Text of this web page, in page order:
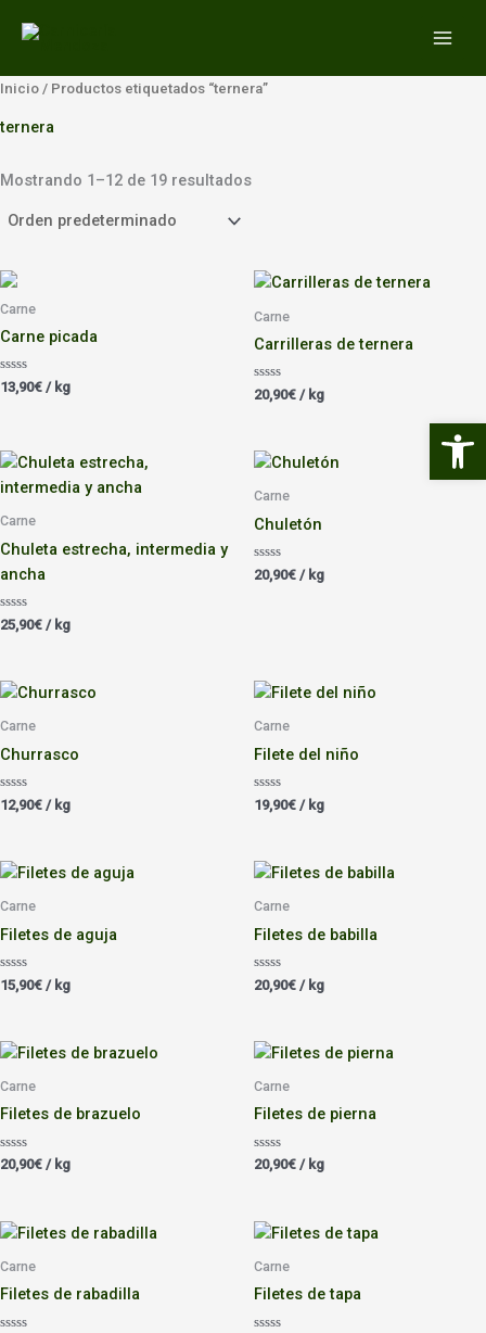
Inicio / Productos etiquetados “ternera”
ternera
Mostrando 1–12 de 19 resultados
Carne
Carne picada
Valorado
con
13,90€ / kg
Carne
Carrilleras de ternera
Valorado
con
20,90€ / kg
Carne
Chuleta estrecha, intermedia y
ancha
Valorado
con
25,90€ / kg
Carne
Chuletón
Valorado
con
20,90€ / kg
Carne
Churrasco
Valorado
con
12,90€ / kg
Carne
Filete del niño
Valorado
con
19,90€ / kg
Carne
Filetes de aguja
Valorado
con
15,90€ / kg
Carne
Filetes de babilla
Valorado
con
20,90€ / kg
Carne
Filetes de brazuelo
Valorado
con
20,90€ / kg
Carne
Filetes de pierna
Valorado
con
20,90€ / kg
Carne
Filetes de rabadilla
Carne
Filetes de tapa
Abrir